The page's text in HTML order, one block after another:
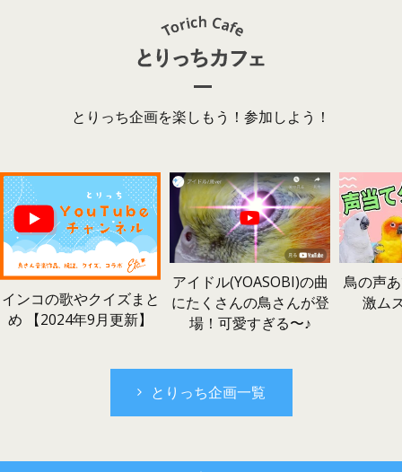
とりっち企画を楽しもう！参加しよう！
インコの歌やクイズまと
め 【2024年9月更新】
アイドル(YOASOBI)の曲
にたくさんの鳥さんが登
場！可愛すぎる〜♪
鳥の声
激ム
とりっち企画一覧